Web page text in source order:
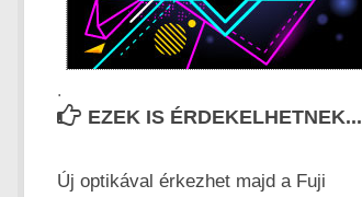
.
EZEK IS ÉRDEKELHETNEK...
Új optikával érkezhet majd a Fuji